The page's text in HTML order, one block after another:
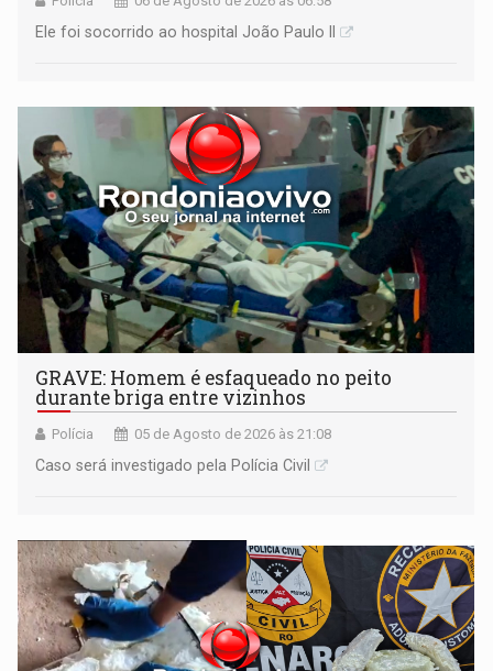
Ele foi socorrido ao hospital João Paulo II
GRAVE: Homem é esfaqueado no peito
durante briga entre vizinhos
Polícia 05 de Agosto de 2026 às 21:08
Caso será investigado pela Polícia Civil